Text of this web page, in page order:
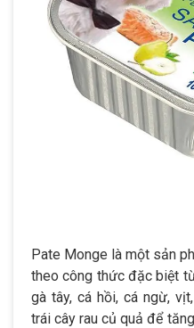
Pate Monge là một sản
theo công thức đặc biệt
gà tây, cá hồi, cá ngừ,
trái cây rau củ quả để